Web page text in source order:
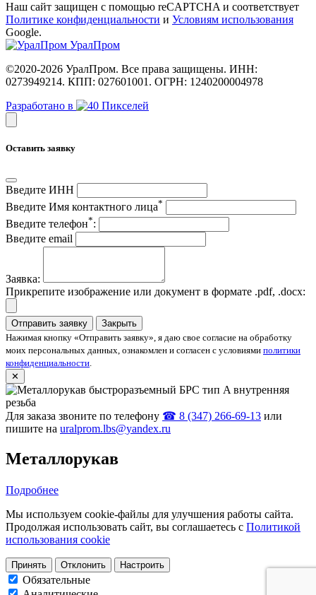
Наш сайт защищен с помощью reCAPTCHA и соответствует
Политике конфиденциальности и Условиям использования
Google.
УралПром
©2020-2026 УралПром. Все права защищены. ИНН:
0273949214. КПП: 027601001. ОГРН: 1240200004978
Разработано в
Оставить заявку
Введите ИНН
Введите Имя контактного лица*
Введите телефон*:
Введите email
Заявка:
Прикрепите изображение или документ в формате .pdf, .docx:
Отправить заявку
Закрыть
Нажимая кнопку «Отправить заявку», я даю свое согласие на обработку
моих персональных данных, ознакомлен и согласен с условиями политики
конфиденциальности.
✕
Для заказа звоните по телефону ☎ 8 (347) 266‑69‑13 или
пишите на uralprom.lbs@yandex.ru
Металлорукав
Подробнее
Мы используем cookie-файлы для улучшения работы сайта.
Продолжая использовать сайт, вы соглашаетесь с Политикой
использования cookie
Принять Отклонить Настроить
Обязательные